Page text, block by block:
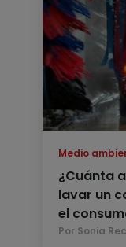
Medio
¿Cuánta
lavar un
el
Por Sonia